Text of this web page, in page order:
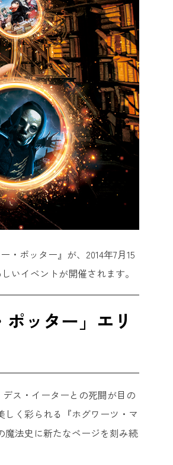
ポッター』が、2014年7月15
いイベントが開催されます。
ッター」エリ
ス・イーターとの死闘が目の
く彩られる『ホグワーツ・マ
魔法史に新たなページを刻み続